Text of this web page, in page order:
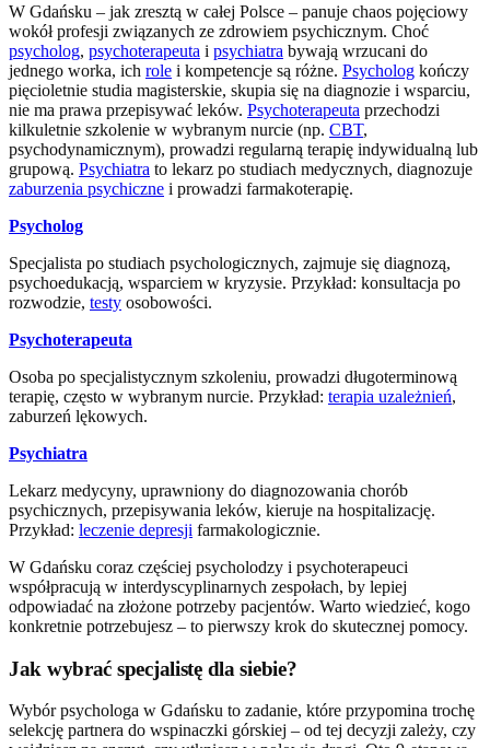
W Gdańsku – jak zresztą w całej Polsce – panuje chaos pojęciowy
wokół profesji związanych ze zdrowiem psychicznym. Choć
psycholog, psychoterapeuta i psychiatra bywają wrzucani do
jednego worka, ich role i kompetencje są różne. Psycholog kończy
pięcioletnie studia magisterskie, skupia się na diagnozie i wsparciu,
nie ma prawa przepisywać leków. Psychoterapeuta przechodzi
kilkuletnie szkolenie w wybranym nurcie (np. CBT,
psychodynamicznym), prowadzi regularną terapię indywidualną lub
grupową. Psychiatra to lekarz po studiach medycznych, diagnozuje
zaburzenia psychiczne i prowadzi farmakoterapię.
Psycholog
Specjalista po studiach psychologicznych, zajmuje się diagnozą,
psychoedukacją, wsparciem w kryzysie. Przykład: konsultacja po
rozwodzie, testy osobowości.
Psychoterapeuta
Osoba po specjalistycznym szkoleniu, prowadzi długoterminową
terapię, często w wybranym nurcie. Przykład: terapia uzależnień,
zaburzeń lękowych.
Psychiatra
Lekarz medycyny, uprawniony do diagnozowania chorób
psychicznych, przepisywania leków, kieruje na hospitalizację.
Przykład: leczenie depresji farmakologicznie.
W Gdańsku coraz częściej psycholodzy i psychoterapeuci
współpracują w interdyscyplinarnych zespołach, by lepiej
odpowiadać na złożone potrzeby pacjentów. Warto wiedzieć, kogo
konkretnie potrzebujesz – to pierwszy krok do skutecznej pomocy.
Jak wybrać specjalistę dla siebie?
Wybór psychologa w Gdańsku to zadanie, które przypomina trochę
selekcję partnera do wspinaczki górskiej – od tej decyzji zależy, czy